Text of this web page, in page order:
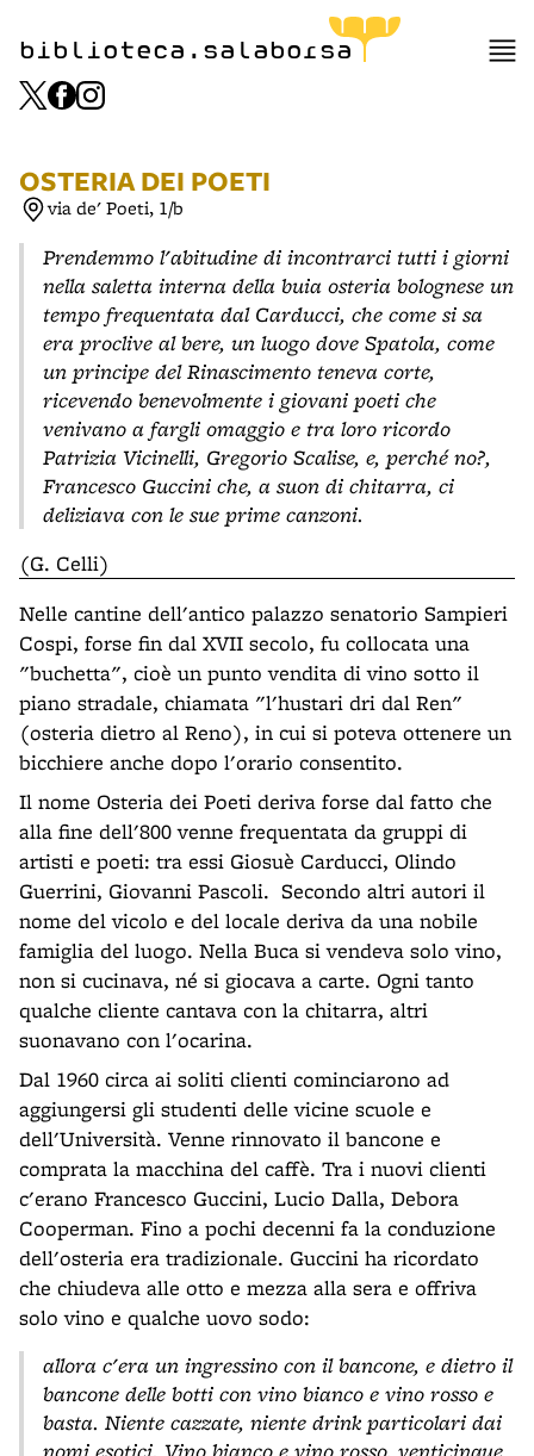
biblioteca.salaborsa
OSTERIA DEI POETI
via de' Poeti, 1/b
Prendemmo l'abitudine di incontrarci tutti i giorni
nella saletta interna della buia osteria bolognese un
tempo frequentata dal Carducci, che come si sa
era proclive al bere, un luogo dove Spatola, come
un principe del Rinascimento teneva corte,
ricevendo benevolmente i giovani poeti che
venivano a fargli omaggio e tra loro ricordo
Patrizia Vicinelli, Gregorio Scalise, e, perché no?,
Francesco Guccini che, a suon di chitarra, ci
deliziava con le sue prime canzoni.
(G. Celli)
Nelle cantine dell'antico palazzo senatorio Sampieri
Cospi, forse fin dal XVII secolo, fu collocata una
"buchetta", cioè un punto vendita di vino sotto il
piano stradale, chiamata "l'hustari dri dal Ren"
(osteria dietro al Reno), in cui si poteva ottenere un
bicchiere anche dopo l'orario consentito.
Il nome Osteria dei Poeti deriva forse dal fatto che
alla fine dell'800 venne frequentata da gruppi di
artisti e poeti: tra essi Giosuè Carducci, Olindo
Guerrini, Giovanni Pascoli. Secondo altri autori il
nome del vicolo e del locale deriva da una nobile
famiglia del luogo. Nella Buca si vendeva solo vino,
non si cucinava, né si giocava a carte. Ogni tanto
qualche cliente cantava con la chitarra, altri
suonavano con l'ocarina.
Dal 1960 circa ai soliti clienti cominciarono ad
aggiungersi gli studenti delle vicine scuole e
dell'Università. Venne rinnovato il bancone e
comprata la macchina del caffè. Tra i nuovi clienti
c'erano Francesco Guccini, Lucio Dalla, Debora
Cooperman. Fino a pochi decenni fa la conduzione
dell'osteria era tradizionale. Guccini ha ricordato
che chiudeva alle otto e mezza alla sera e offriva
solo vino e qualche uovo sodo:
allora c'era un ingressino con il bancone, e dietro il
bancone delle botti con vino bianco e vino rosso e
basta. Niente cazzate, niente drink particolari dai